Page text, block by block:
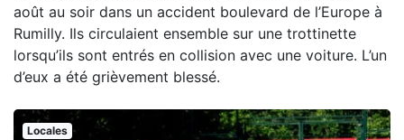
août au soir dans un accident boulevard de l’Europe à
Rumilly. Ils circulaient ensemble sur une trottinette
lorsqu’ils sont entrés en collision avec une voiture. L’un
d’eux a été grièvement blessé.
Locales